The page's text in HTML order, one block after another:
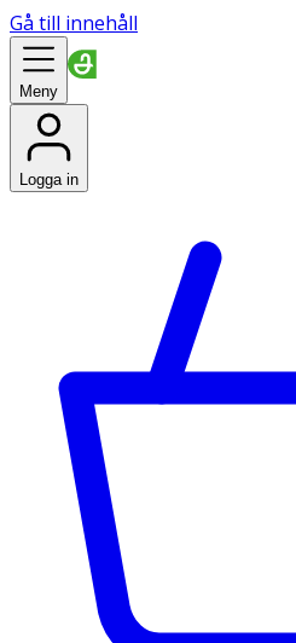
Gå till innehåll
Meny
Logga in